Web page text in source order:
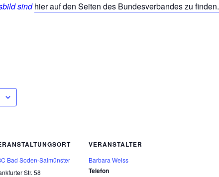
sind hier auf den Seiten des Bundesverbandes zu finden.
Bad Soden-Salmünster
Str. 58
VERANSTALTER
Barbara Weiss
Telefon